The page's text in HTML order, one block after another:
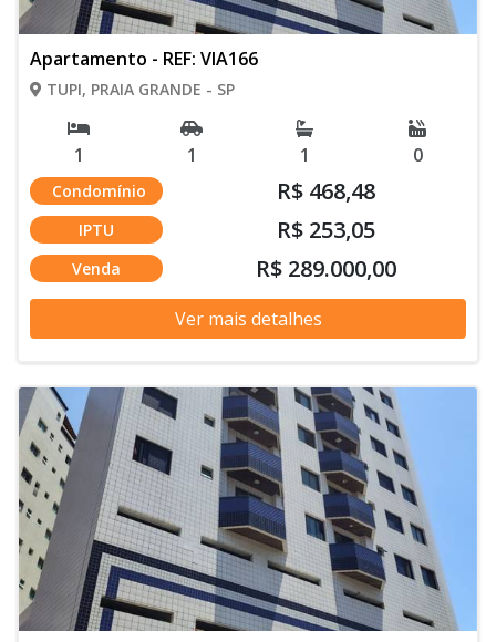
Apartamento - REF: VIA166
TUPI, PRAIA GRANDE - SP
1 1 1 0
Condomínio R$ 468,48
IPTU R$ 253,05
Venda R$ 289.000,00
Ver mais detalhes